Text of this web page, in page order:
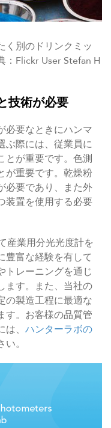
く別のドリンクミッ
：Flickr User Stefan H
技術が必要
必要なときにハンマ
ぶ際には、従業員に
とが重要です。色測
が重要です。乾燥粉
必要であり、また外
装置を使用する必要
産業用分光光度計を
豊富な経験を有して
トレーニングを通じ
ます。また、当社の
の製造工程に最適な
す。お客様の品質管
、 ハンターラボの
。